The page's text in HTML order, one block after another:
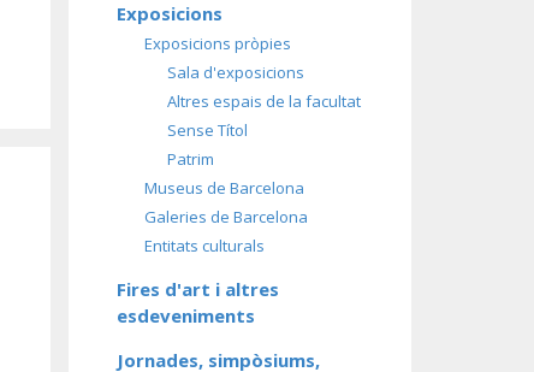
Exposicions
Exposicions pròpies
Sala d'exposicions
Altres espais de la facultat
Sense Títol
Patrim
Museus de Barcelona
Galeries de Barcelona
Entitats culturals
Fires d'art i altres
esdeveniments
Jornades, simpòsiums,